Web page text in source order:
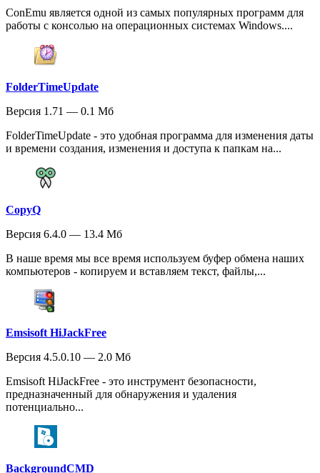
ConEmu является одной из самых популярных программ для
работы с консолью на операционных системах Windows....
FolderTimeUpdate
Версия 1.71 — 0.1 Мб
FolderTimeUpdate - это удобная программа для изменения даты
и времени создания, изменения и доступа к папкам на...
CopyQ
Версия 6.4.0 — 13.4 Мб
В наше время мы все время используем буфер обмена наших
компьютеров - копируем и вставляем текст, файлы,...
Emsisoft HiJackFree
Версия 4.5.0.10 — 2.0 Мб
Emsisoft HiJackFree - это инструмент безопасности,
предназначенный для обнаружения и удаления
потенциально...
BackgroundCMD